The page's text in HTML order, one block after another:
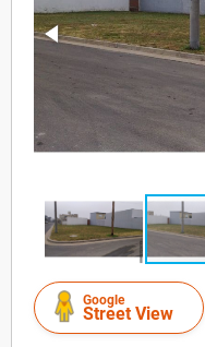
Google
Street View